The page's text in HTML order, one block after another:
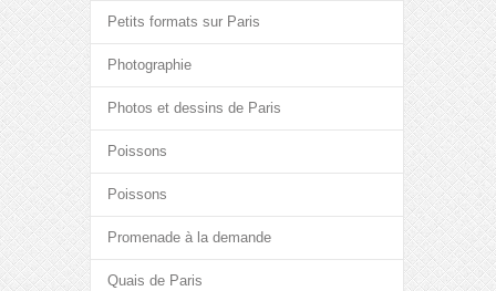
Petits formats sur Paris
Photographie
Photos et dessins de Paris
Poissons
Poissons
Promenade à la demande
Quais de Paris